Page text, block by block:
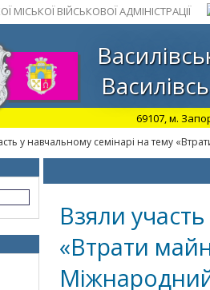
МІСЬКОЇ ВІЙСЬКОВОЇ АДМІНІСТРАЦІЇ
69107, м.
у навчальному семінарі на тему
Взяли
«Втрати